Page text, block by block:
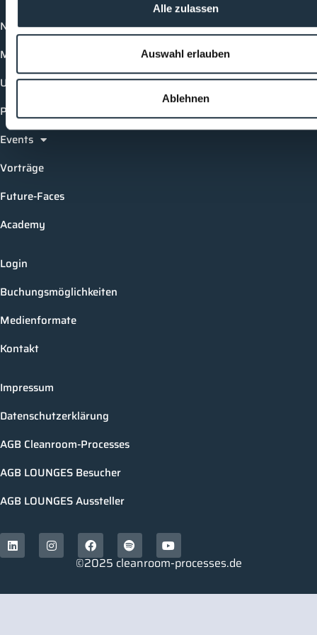
Alle zulassen
Auswahl erlauben
Ablehnen
News
Mediathek
Unternehmen
Produkte
Events
Vorträge
Future-Faces
Academy
Login
Buchungsmöglichkeiten
Medienformate
Kontakt
Impressum
Datenschutzerklärung
AGB Cleanroom-Processes
AGB LOUNGES Besucher
AGB LOUNGES Aussteller
©2025 cleanroom-processes.de